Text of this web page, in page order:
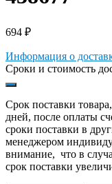
694 ₽
Информация о
Сроки и стоимость
Срок поставки
дней, после оплаты
сроки поставки в
менеджером
внимание, что в
срок поставки